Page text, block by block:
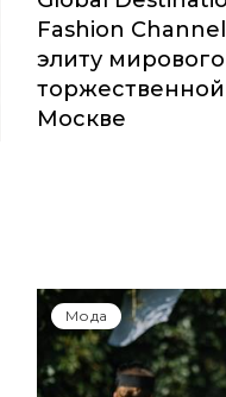
Fashion
элиту
Москве
Мода